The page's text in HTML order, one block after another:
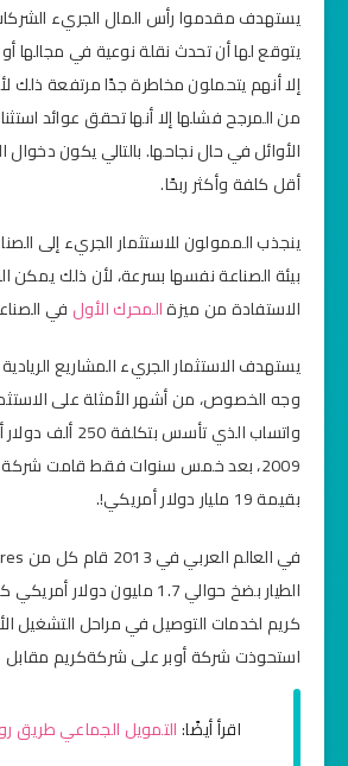
يستهدف مقدموا رأس المال الجريء الشركات
يتوقع لها أن تحدث نقلة نوعية في مجالها
إلا أنهم يتحملون مخاطرة جدًا مرتفعة ذلك
من المرجح فشلها إلا أنها تحقق عوائد
الأوائل في حال نجاحها. بالتالي يكون دخوال
أقل كلفة وأكثر ربحًا.
ينجذب الممولون للاستثمار الجريء إلى
بيئة الصناعة نفسها بسرعة، لأن ذلك يمكن
الاستفادة من ميزةالمحرك الأول في
يستهدف الاستثمار الجريء المشاريع
وجه الخصوص، من أشهر الأمثلة على
واتساب الذي تأسس
2009، بعد خمس سنوات فقط قامت
بقيمة 19 مليار دولار أمريكي!.
الطيار بضخ حوالي 1.7 مليون
استحوذت شركة أوبر على شركةكريم مقابل 3.1 مليار دولار.
اقرأ أيضًا:التمويل الجماعي طريق